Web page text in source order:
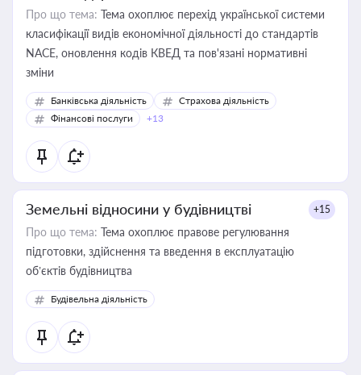
Про що тема: Тема охоплює перехід української системи
класифікації видів економічної діяльності до стандартів
NACE, оновлення кодів КВЕД та пов'язані нормативні
зміни
Банківська діяльність
Страхова діяльність
Фінансові послуги
+13
Земельні відносини у будівництві +15
Про що тема: Тема охоплює правове регулювання
підготовки, здійснення та введення в експлуатацію
об’єктів будівництва
Будівельна діяльність